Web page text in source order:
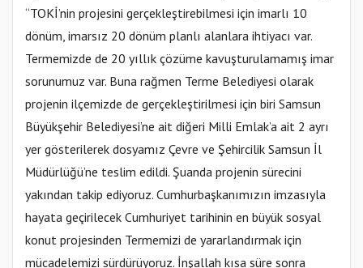
“TOKİ’nin projesini gerçekleştirebilmesi için imarlı 10
dönüm, imarsız 20 dönüm planlı alanlara ihtiyacı var.
Termemizde de 20 yıllık çözüme kavuşturulamamış imar
sorunumuz var. Buna rağmen Terme Belediyesi olarak
projenin ilçemizde de gerçekleştirilmesi için biri Samsun
Büyükşehir Belediyesi’ne ait diğeri Milli Emlak’a ait 2 ayrı
yer gösterilerek dosyamız Çevre ve Şehircilik Samsun İl
Müdürlüğü’ne teslim edildi. Şuanda projenin sürecini
yakından takip ediyoruz. Cumhurbaşkanımızın imzasıyla
hayata geçirilecek Cumhuriyet tarihinin en büyük sosyal
konut projesinden Termemizi de yararlandırmak için
mücadelemizi sürdürüyoruz. İnşallah kısa süre sonra